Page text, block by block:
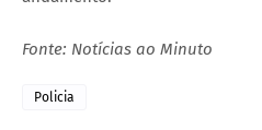
Fonte: Notícias ao Minuto
Policia